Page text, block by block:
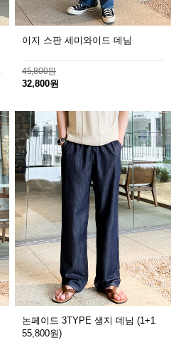
이지 스판 세미와이드 데님
45,800원
32,800원
논페이드 3TYPE 생지 데님 (1+1
55,800원)